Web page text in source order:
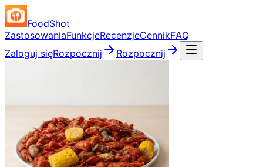
FoodShot
ZastosowaniaFunkcjeRecenzjeCennikFAQ
Zaloguj sięRozpocznij Rozpocznij